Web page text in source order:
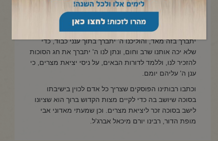
מצות סוכה היא אות ומופת שהוציא אותנו הקדוש ברוך הוא
מארץ מצרים ביד חזקה ובזרוע נטויה, והתקדש שם ה'
יתברך בזה מאד, והוליכנו ה' יתברך בתוך ענני כבוד, כדי
שלא יכה אותנו שרב וחום, ונתן לנו ה' יתברך את חג הסוכות
להזכיר לנו, וללמד לדורות הבאים, על ניסי יציאת מצרים, כי
ענן ה' עליהם יומם.
וכתבו רבותינו הפוסקים שצריך כל אדם לכוין בישיבתו
בסוכה שיושב בה כדי לקיים מצות הקדוש ברוך הוא שציונו
לישב בסוכה זכר ליציאת מצרים. וכן שמעתי מאדוני אבי
מופת הדור, רבינו יורם מיכאל אברג'ל.